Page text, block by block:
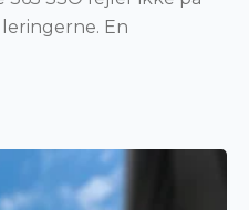
En